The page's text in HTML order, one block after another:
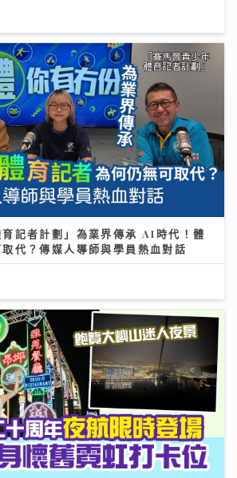
育記者計劃」為業界傳承 AI時代！體
代？傳媒人導師與學員熱血對話